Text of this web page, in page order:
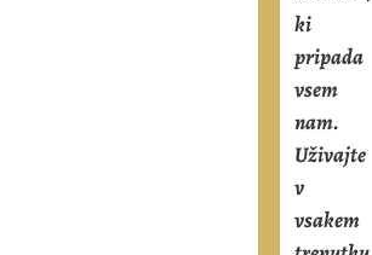
ki
pripada
vsem
nam.
Uživajte
v
vsakem